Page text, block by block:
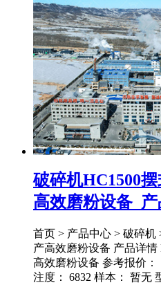
破碎机HC1500
高效磨粉设备_
首页 > 产品中心 > 破碎机
产高效磨粉设备 产品详
高效磨粉设备 参考报价：
注度： 6832 样本： 暂无